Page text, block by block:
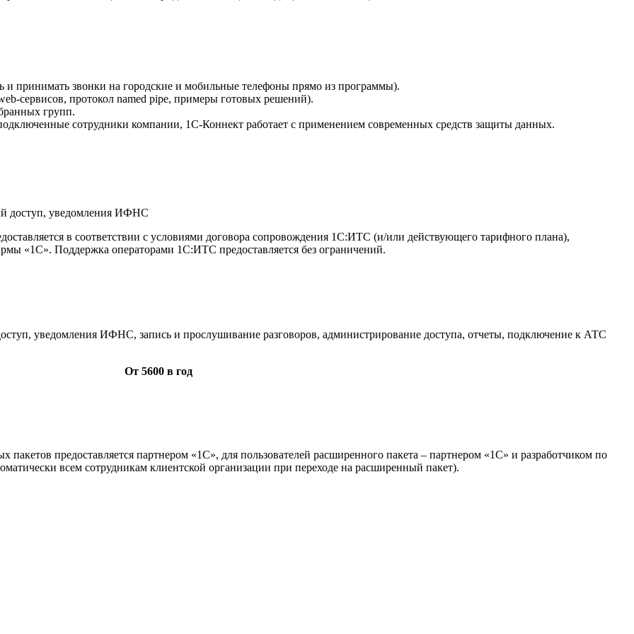
принимать звонки на городские и мобильные телефоны прямо из программы).
сервисов, протокол named pipe, примеры готовых решений).
групп.
сотрудники компании, 1С-Коннект работает с применением современных средств защиты данных.
доступ, уведомления ИФНС
в соответствии с условиями договора сопровождения 1С:ИТС (и/или действующего тарифного плана),
«1С». Поддержка операторами 1С:ИТС предоставляется без ограничений.
уведомления ИФНС, запись и прослушивание разговоров, администрирование доступа, отчеты, подключение к АТС
От 5600 в год
пакетов предоставляется партнером «1С», для пользователей расширенного пакета – партнером «1С» и разработчиком по
всем сотрудникам клиентской организации при переходе на расширенный пакет).